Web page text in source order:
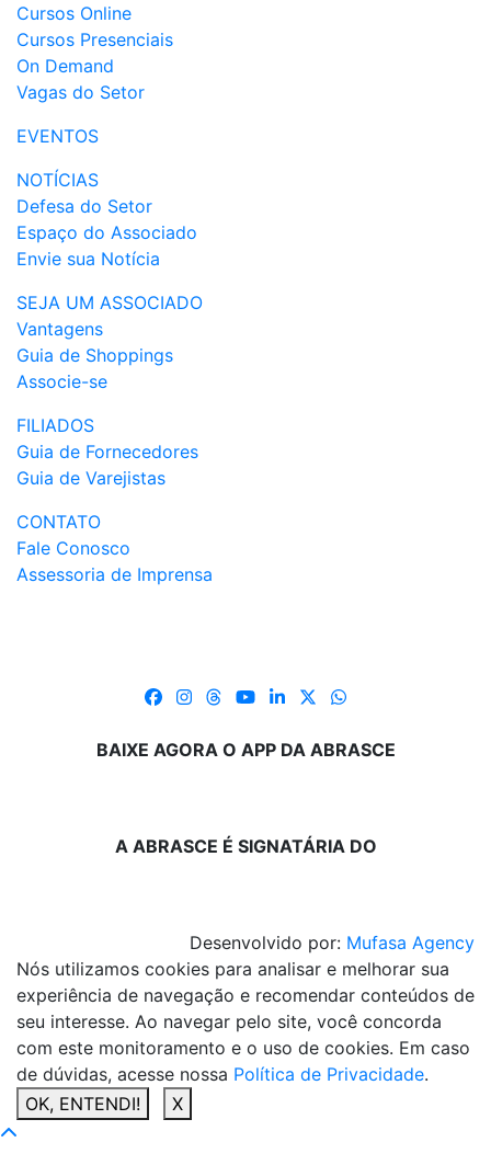
Cursos Online
Cursos Presenciais
On Demand
Vagas do Setor
EVENTOS
NOTÍCIAS
Defesa do Setor
Espaço do Associado
Envie sua Notícia
SEJA UM ASSOCIADO
Vantagens
Guia de Shoppings
Associe-se
FILIADOS
Guia de Fornecedores
Guia de Varejistas
CONTATO
Fale Conosco
Assessoria de Imprensa
BAIXE AGORA O APP DA ABRASCE
A ABRASCE É SIGNATÁRIA DO
Desenvolvido por: Mufasa Agency
Nós utilizamos cookies para analisar e melhorar sua
experiência de navegação e recomendar conteúdos de
seu interesse. Ao navegar pelo site, você concorda
com este monitoramento e o uso de cookies. Em caso
de dúvidas, acesse nossa Política de Privacidade.
OK, ENTENDI!
X